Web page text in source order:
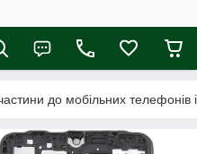
до мобільних телефонів